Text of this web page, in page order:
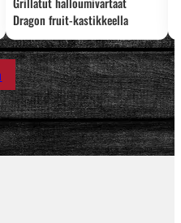
Dragon fruit-kastikkeella